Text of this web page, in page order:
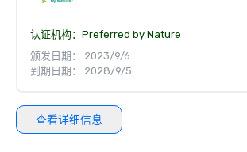
认证机构： Preferred by Nature
颁发日期： 2023/9/6
到期日期： 2028/9/5
查看详细信息